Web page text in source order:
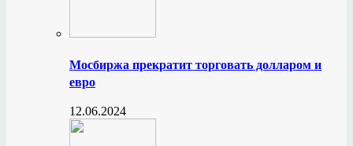
Мосбиржа прекратит торговать долларом и
евро
12.06.2024